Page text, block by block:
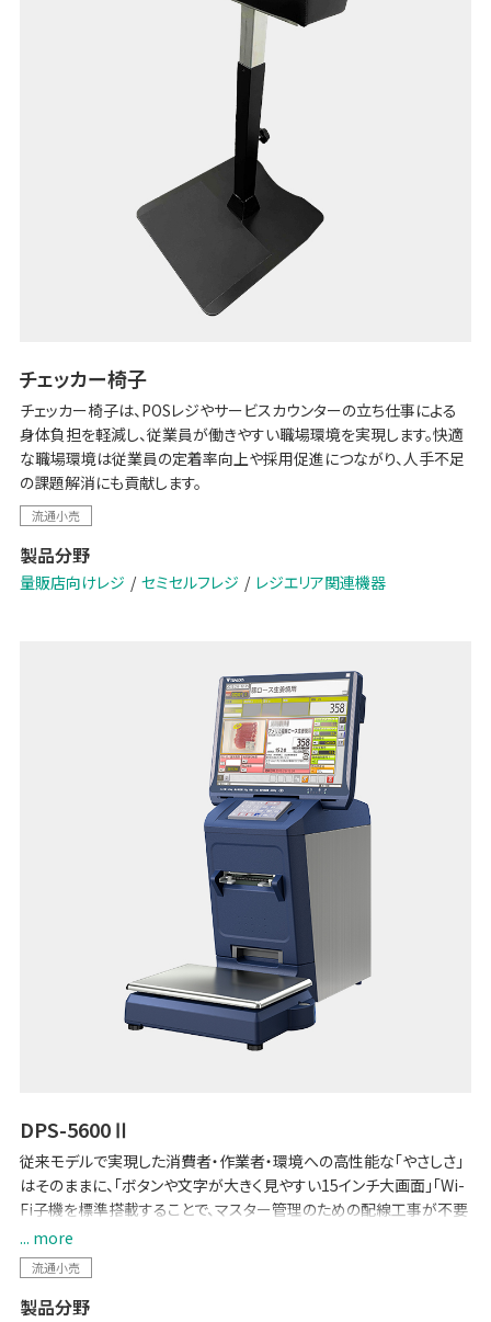
チェッカー椅子
チェッカー椅子は、POSレジやサービスカウンターの立ち仕事による
身体負担を軽減し、従業員が働きやすい職場環境を実現します。快適
な職場環境は従業員の定着率向上や採用促進につながり、人手不足
の課題解消にも貢献します。
流通小売
製品分野
量販店向けレジ セミセルフレジ レジエリア関連機器
DPS-5600Ⅱ
従来モデルで実現した消費者・作業者・環境への高性能な「やさしさ」
はそのままに、「ボタンや文字が大きく見やすい15インチ大画面」「Wi-
Fi子機を標準搭載することで、マスター管理のための配線工事が不要
に」など、各種機能を強化しました。POSとのデータ連携で生鮮バック
ルームの少人数運用を可能にする「生鮮向け生販管理ソリューション
-Pack on Time-」や「TERAOKA IoT サービス」にも対応しています。
... more
流通小売
製品分野